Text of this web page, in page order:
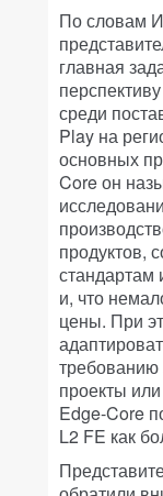
По словам
главная
среди
Play на
основных
Core он
продуктов,
стандартам
и, что
цены. При
требованию
проекты
Edge-Core
L2 FE как